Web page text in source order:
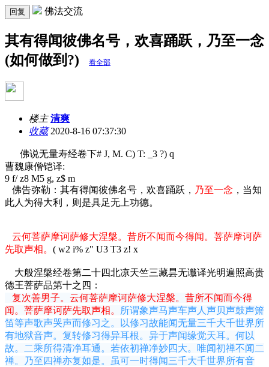
回复 佛法交流
其有得闻彼佛名号，欢喜踊跃，乃至一念
(如何做到?)
看全部
楼主 清爽
收藏2020-8-16 07:37:30
佛说无量寿经卷下# J, M. C) T: _3 ?) q
曹魏康僧铠译:
9 f/ z8 M5 g, z$ m
佛告弥勒：其有得闻彼佛名号，欢喜踊跃， 乃至一念 ，当知
此人为得大利，则是具足无上功德。
云何菩萨摩诃萨修大涅槃。昔所不闻而今得闻。菩萨摩诃萨
先取声相。 ( w2 i% z" U3 T3 z! x
大般涅槃经卷第二十四北凉天竺三藏昙无谶译光明遍照高贵
德王菩萨品第十之四：
复次善男子。云何菩萨摩诃萨修大涅槃。昔所不闻而今得
闻。菩萨摩诃萨先取声相。
所谓象声马声车声人声贝声鼓声箫
笛等声歌声哭声而修习之。以修习故能闻无量三千大千世界所
有地狱音声。复转修习得异耳根。异于声闻缘觉天耳。何以
故。二乘所得清净耳通。若依初禅净妙四大。唯闻初禅不闻二
禅。乃至四禅亦复如是。虽可一时得闻三千大千世界所有音